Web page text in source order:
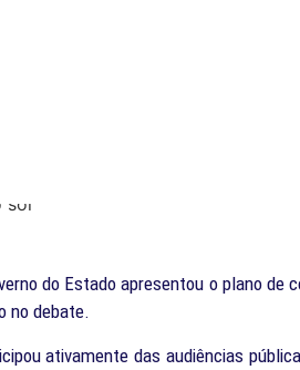
do Estado apresentou o plano
no debate.
ativamente das audiências